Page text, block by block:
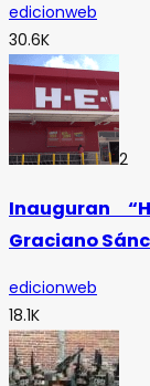
edicionweb
30.6K
2
Inauguran
Graciano
edicionweb
18.1K